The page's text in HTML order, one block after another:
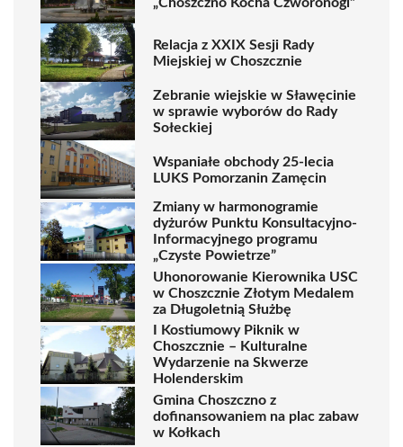
Relacja z XXIX Sesji Rady
Miejskiej w Choszcznie
Zebranie wiejskie w Sławęcinie
w sprawie wyborów do Rady
Sołeckiej
Wspaniałe obchody 25-lecia
LUKS Pomorzanin Zamęcin
Zmiany w harmonogramie
dyżurów Punktu Konsultacyjno-
Informacyjnego programu
„Czyste Powietrze”
Uhonorowanie Kierownika USC
w Choszcznie Złotym Medalem
za Długoletnią Służbę
I Kostiumowy Piknik w
Choszcznie – Kulturalne
Wydarzenie na Skwerze
Holenderskim
Gmina Choszczno z
dofinansowaniem na plac zabaw
w Kołkach